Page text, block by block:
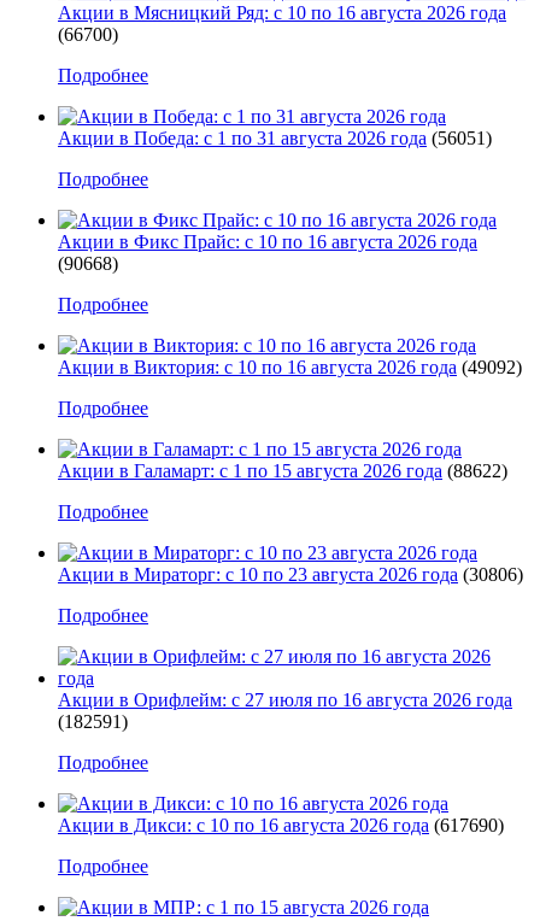
Акции в Мясницкий Ряд: с 10 по 16 августа 2026 года
(66700)
Подробнее
Акции в Победа: с 1 по 31 августа 2026 года (56051)
Подробнее
Акции в Фикс Прайс: с 10 по 16 августа 2026 года
(90668)
Подробнее
Акции в Виктория: с 10 по 16 августа 2026 года (49092)
Подробнее
Акции в Галамарт: с 1 по 15 августа 2026 года (88622)
Подробнее
Акции в Мираторг: с 10 по 23 августа 2026 года (30806)
Подробнее
Акции в Орифлейм: с 27 июля по 16 августа 2026 года
(182591)
Подробнее
Акции в Дикси: с 10 по 16 августа 2026 года (617690)
Подробнее